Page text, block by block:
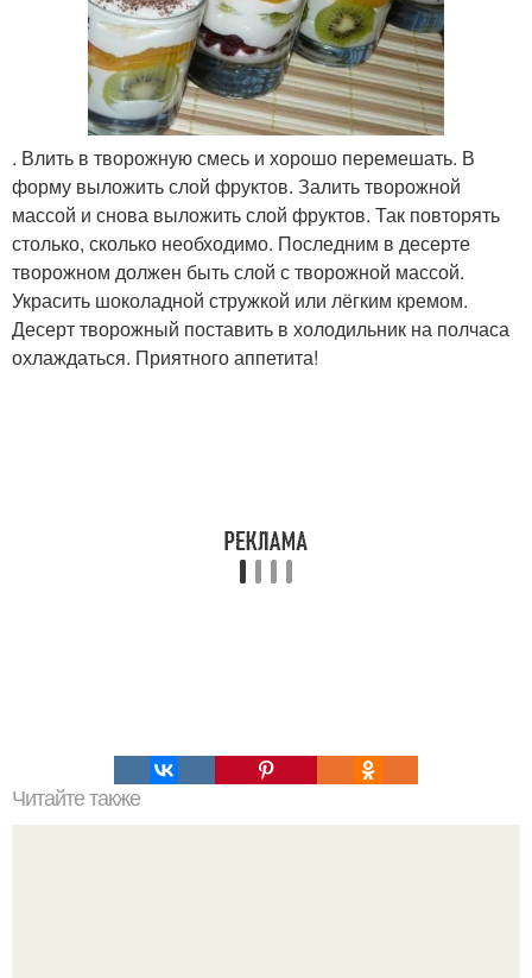
. Влить в творожную смесь и хорошо перемешать. В
форму выложить слой фруктов. Залить творожной
массой и снова выложить слой фруктов. Так повторять
столько, сколько необходимо. Последним в десерте
творожном должен быть слой с творожной массой.
Украсить шоколадной стружкой или лёгким кремом.
Десерт творожный поставить в холодильник на полчаса
охлаждаться. Приятного аппетита!
Читайте также